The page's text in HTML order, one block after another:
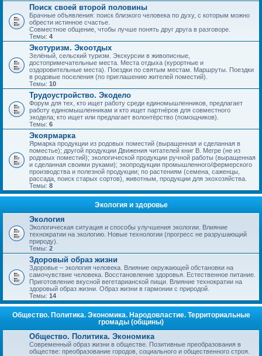
Поиск своей второй половины
Брачные объявления: поиск близкого человека по духу, с которым можно
обрести истинное счастье.
Совместное общение, чтобы лучше понять друг друга в разговоре.
Темы: 4
Экотуризм. Экоотдых
Зелёный, сельский туризм. Экскурсии в живописные,
достопримечательные места. Места отдыха (курортные и
оздоровительные места). Поездки по святым местам. Маршруты. Поездки
в родовые поселения (по приглашению жителей поместий).
Темы: 10
Трудоустройство. Экодело
Форум для тех, кто ищет работу среди единомышленников, предлагает
работу единомышленникам и кто ищет партнёров для совместного
экодела; кто ищет или предлагает волонтёрство (помощников).
Темы: 6
Экоярмарка
Ярмарка продукции из родовых поместий (выращенная и сделанная в
поместье); другой продукции Движения читателей книг В. Мегре (не из
родовых поместий); экологической продукции ручной работы (выращенная
и сделанная своими руками); экопродукции промышленного/фермерского
производства и полезной продукции; по растениям (семена, саженцы,
рассада, поиск старых сортов), животным, продукции для экохозяйства.
Темы: 8
Экология и здоровье
Экология
Экологическая ситуация и способы улучшения экологии. Влияние
технократии на экологию. Новые технологии (прогресс не разрушающий
природу).
Темы: 2
Здоровый образ жизни
Здоровье – экология человека. Влияние окружающей обстановки на
самочувствие человека. Восстановление здоровья. Естественное питание.
Приготовление вкусной вегетарианской пищи. Влияние технократии на
здоровый образ жизни. Образ жизни в гармонии с природой.
Темы: 14
Общество. Политика. Экономика. Народовластие. Территориальные
громады (общины)
Общество. Политика. Экономика
Современный образ жизни в обществе. Позитивные преобразования в
обществе: преобразование городов, социального и общественного строя.